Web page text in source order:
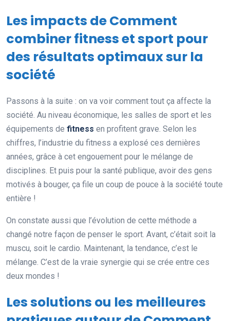
Les impacts de Comment
combiner fitness et sport pour
des résultats optimaux sur la
société
Passons à la suite : on va voir comment tout ça affecte la
société. Au niveau économique, les salles de sport et les
équipements de fitness en profitent grave. Selon les
chiffres, l’industrie du fitness a explosé ces dernières
années, grâce à cet engouement pour le mélange de
disciplines. Et puis pour la santé publique, avoir des gens
motivés à bouger, ça file un coup de pouce à la société toute
entière !
On constate aussi que l’évolution de cette méthode a
changé notre façon de penser le sport. Avant, c’était soit la
muscu, soit le cardio. Maintenant, la tendance, c’est le
mélange. C’est de la vraie synergie qui se crée entre ces
deux mondes !
Les solutions ou les meilleures